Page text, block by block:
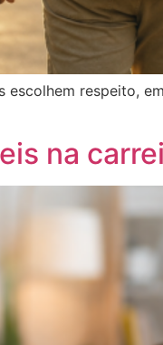
respeito,
na